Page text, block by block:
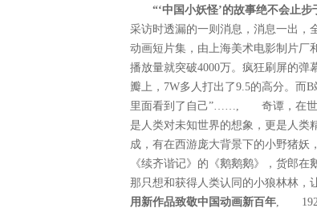
“‘中国小妖怪’的故事绝不会止步
采访时透漏的一则消息，消息一
动画短片集，由上海美术电影制片厂
播放量就突破4000万。疯狂刷屏的弹
瓣上，7W多人打出了9.5的高分。
里面看到了自己”……, 奇谭，在世界
是人类对未知世界的想象，更是人
成，有在西游庞大背景下的小野猪妖
《续齐谐记》的《鹅鹅鹅》，货郎
那只想和获得人类认同的小狼林林
用新作品致敬中国动画新百年, 1922